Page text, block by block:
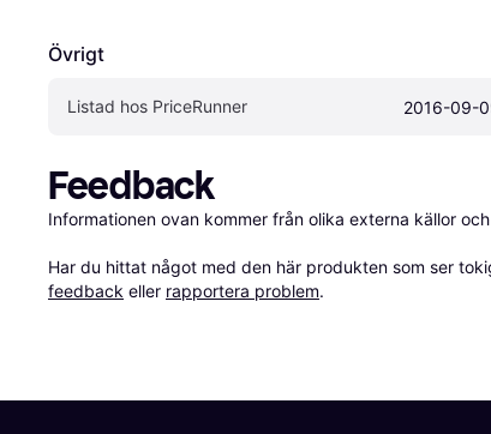
Övrigt
Listad hos PriceRunner 2016-09-
Feedback
Informationen ovan kommer från olika externa källor
Har du hittat något med den här produkten som ser
feedback eller rapportera problem.